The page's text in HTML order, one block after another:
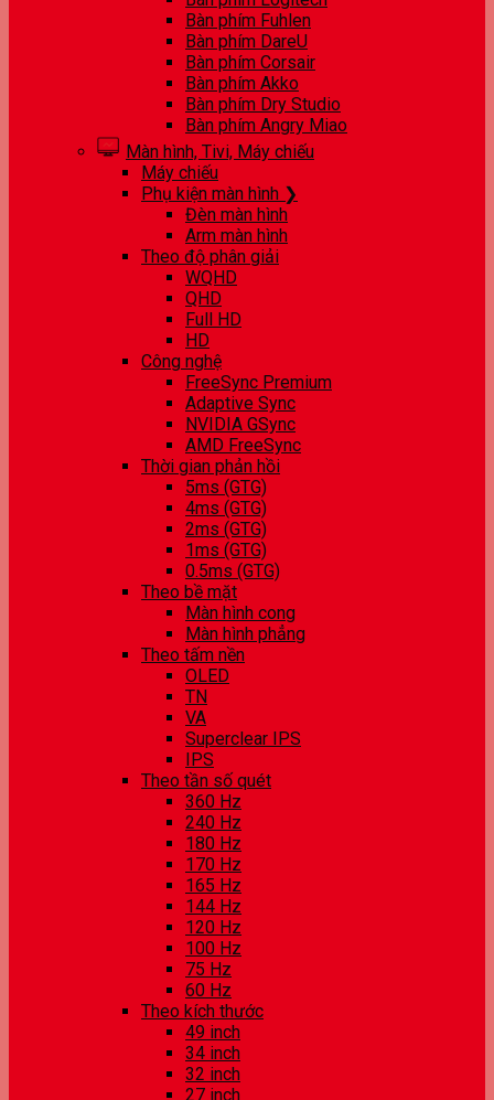
Bàn phím Fuhlen
Bàn phím DareU
Bàn phím Corsair
Bàn phím Akko
Bàn phím Dry Studio
Bàn phím Angry Miao
Màn hình, Tivi, Máy chiếu
Máy chiếu
Phụ kiện màn hình ❯
Đèn màn hình
Arm màn hình
Theo độ phân giải
WQHD
QHD
Full HD
HD
Công nghệ
FreeSync Premium
Adaptive Sync
NVIDIA GSync
AMD FreeSync
Thời gian phản hồi
5ms (GTG)
4ms (GTG)
2ms (GTG)
1ms (GTG)
0.5ms (GTG)
Theo bề mặt
Màn hình cong
Màn hình phẳng
Theo tấm nền
OLED
TN
VA
Superclear IPS
IPS
Theo tần số quét
360 Hz
240 Hz
180 Hz
170 Hz
165 Hz
144 Hz
120 Hz
100 Hz
75 Hz
60 Hz
Theo kích thước
49 inch
34 inch
32 inch
27 inch